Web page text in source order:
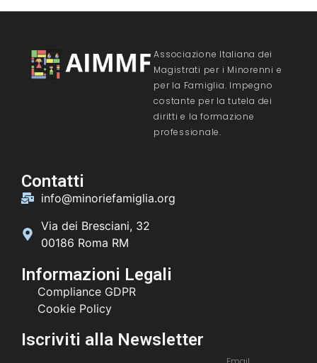
Associazione Italiana dei
Magistrati per i Minorenni e
per la Famiglia. Impegno
costante per la tutela dei
diritti e la formazione
professionale.
Contatti
info@minoriefamiglia.org
Via dei Bresciani, 32
00186 Roma RM
Informazioni Legali
Compliance GDPR
Cookie Policy
Iscriviti alla Newsletter